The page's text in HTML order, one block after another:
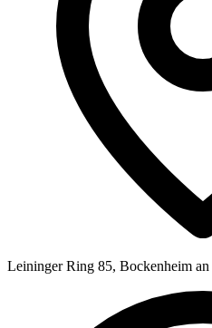
Leininger Ring 85, Bockenheim an